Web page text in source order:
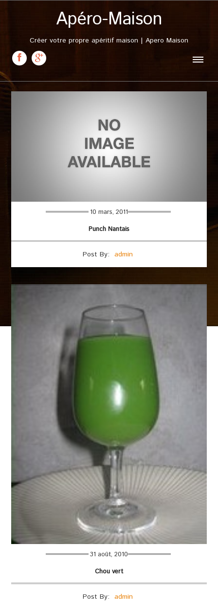
Apéro-Maison
Créer votre propre apéritif maison | Apero Maison
10 mars, 2011
Punch Nantais
Post By: admin
31 août, 2010
Chou vert
Post By: admin